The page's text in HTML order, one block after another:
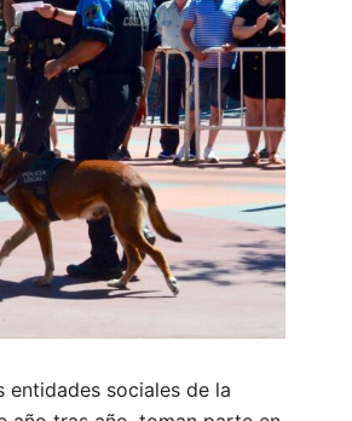
sociales de la